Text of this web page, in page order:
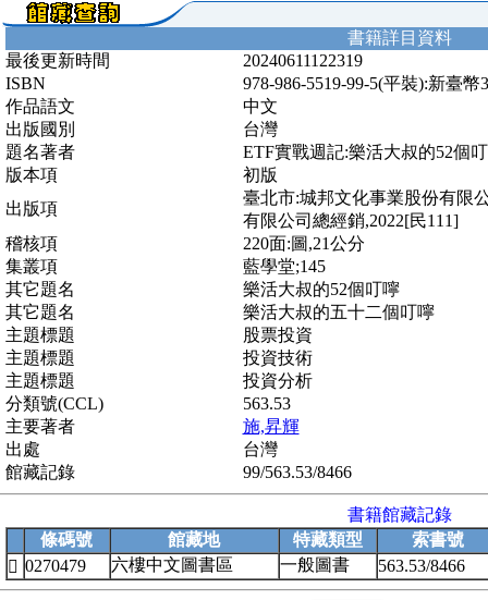
書籍詳目資料
最後更新時間
20240611122319
ISBN
978-986-5519-99-5(平裝):新臺幣
作品語文
中文
出版國別
台灣
題名著者
ETF實戰週記:樂活大叔的52個
版本項
初版
出版項
臺北市:城邦文化事業股份有限
有限公司總經銷,2022[民111]
稽核項
220面:圖,21公分
集叢項
藍學堂;145
其它題名
樂活大叔的52個叮嚀
其它題名
樂活大叔的五十二個叮嚀
主題標題
股票投資
主題標題
投資技術
主題標題
投資分析
分類號(CCL)
563.53
主要著者
施,昇輝
出處
台灣
館藏記錄
99/563.53/8466
書籍館藏記錄
條碼號
館藏地 特藏類型
索書號
 0270479 六樓中文圖書區 一般圖書 563.53/8466